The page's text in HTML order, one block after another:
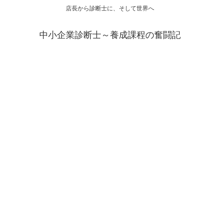
店長から診断士に、そして世界へ
中小企業診断士～養成課程の奮闘記